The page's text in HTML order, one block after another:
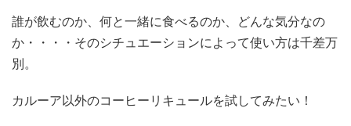
誰が飲むのか、何と一緒に食べるのか、どんな気分なの
か・・・・そのシチュエーションによって使い方は千差万
別。
カルーア以外のコーヒーリキュールを試してみたい！